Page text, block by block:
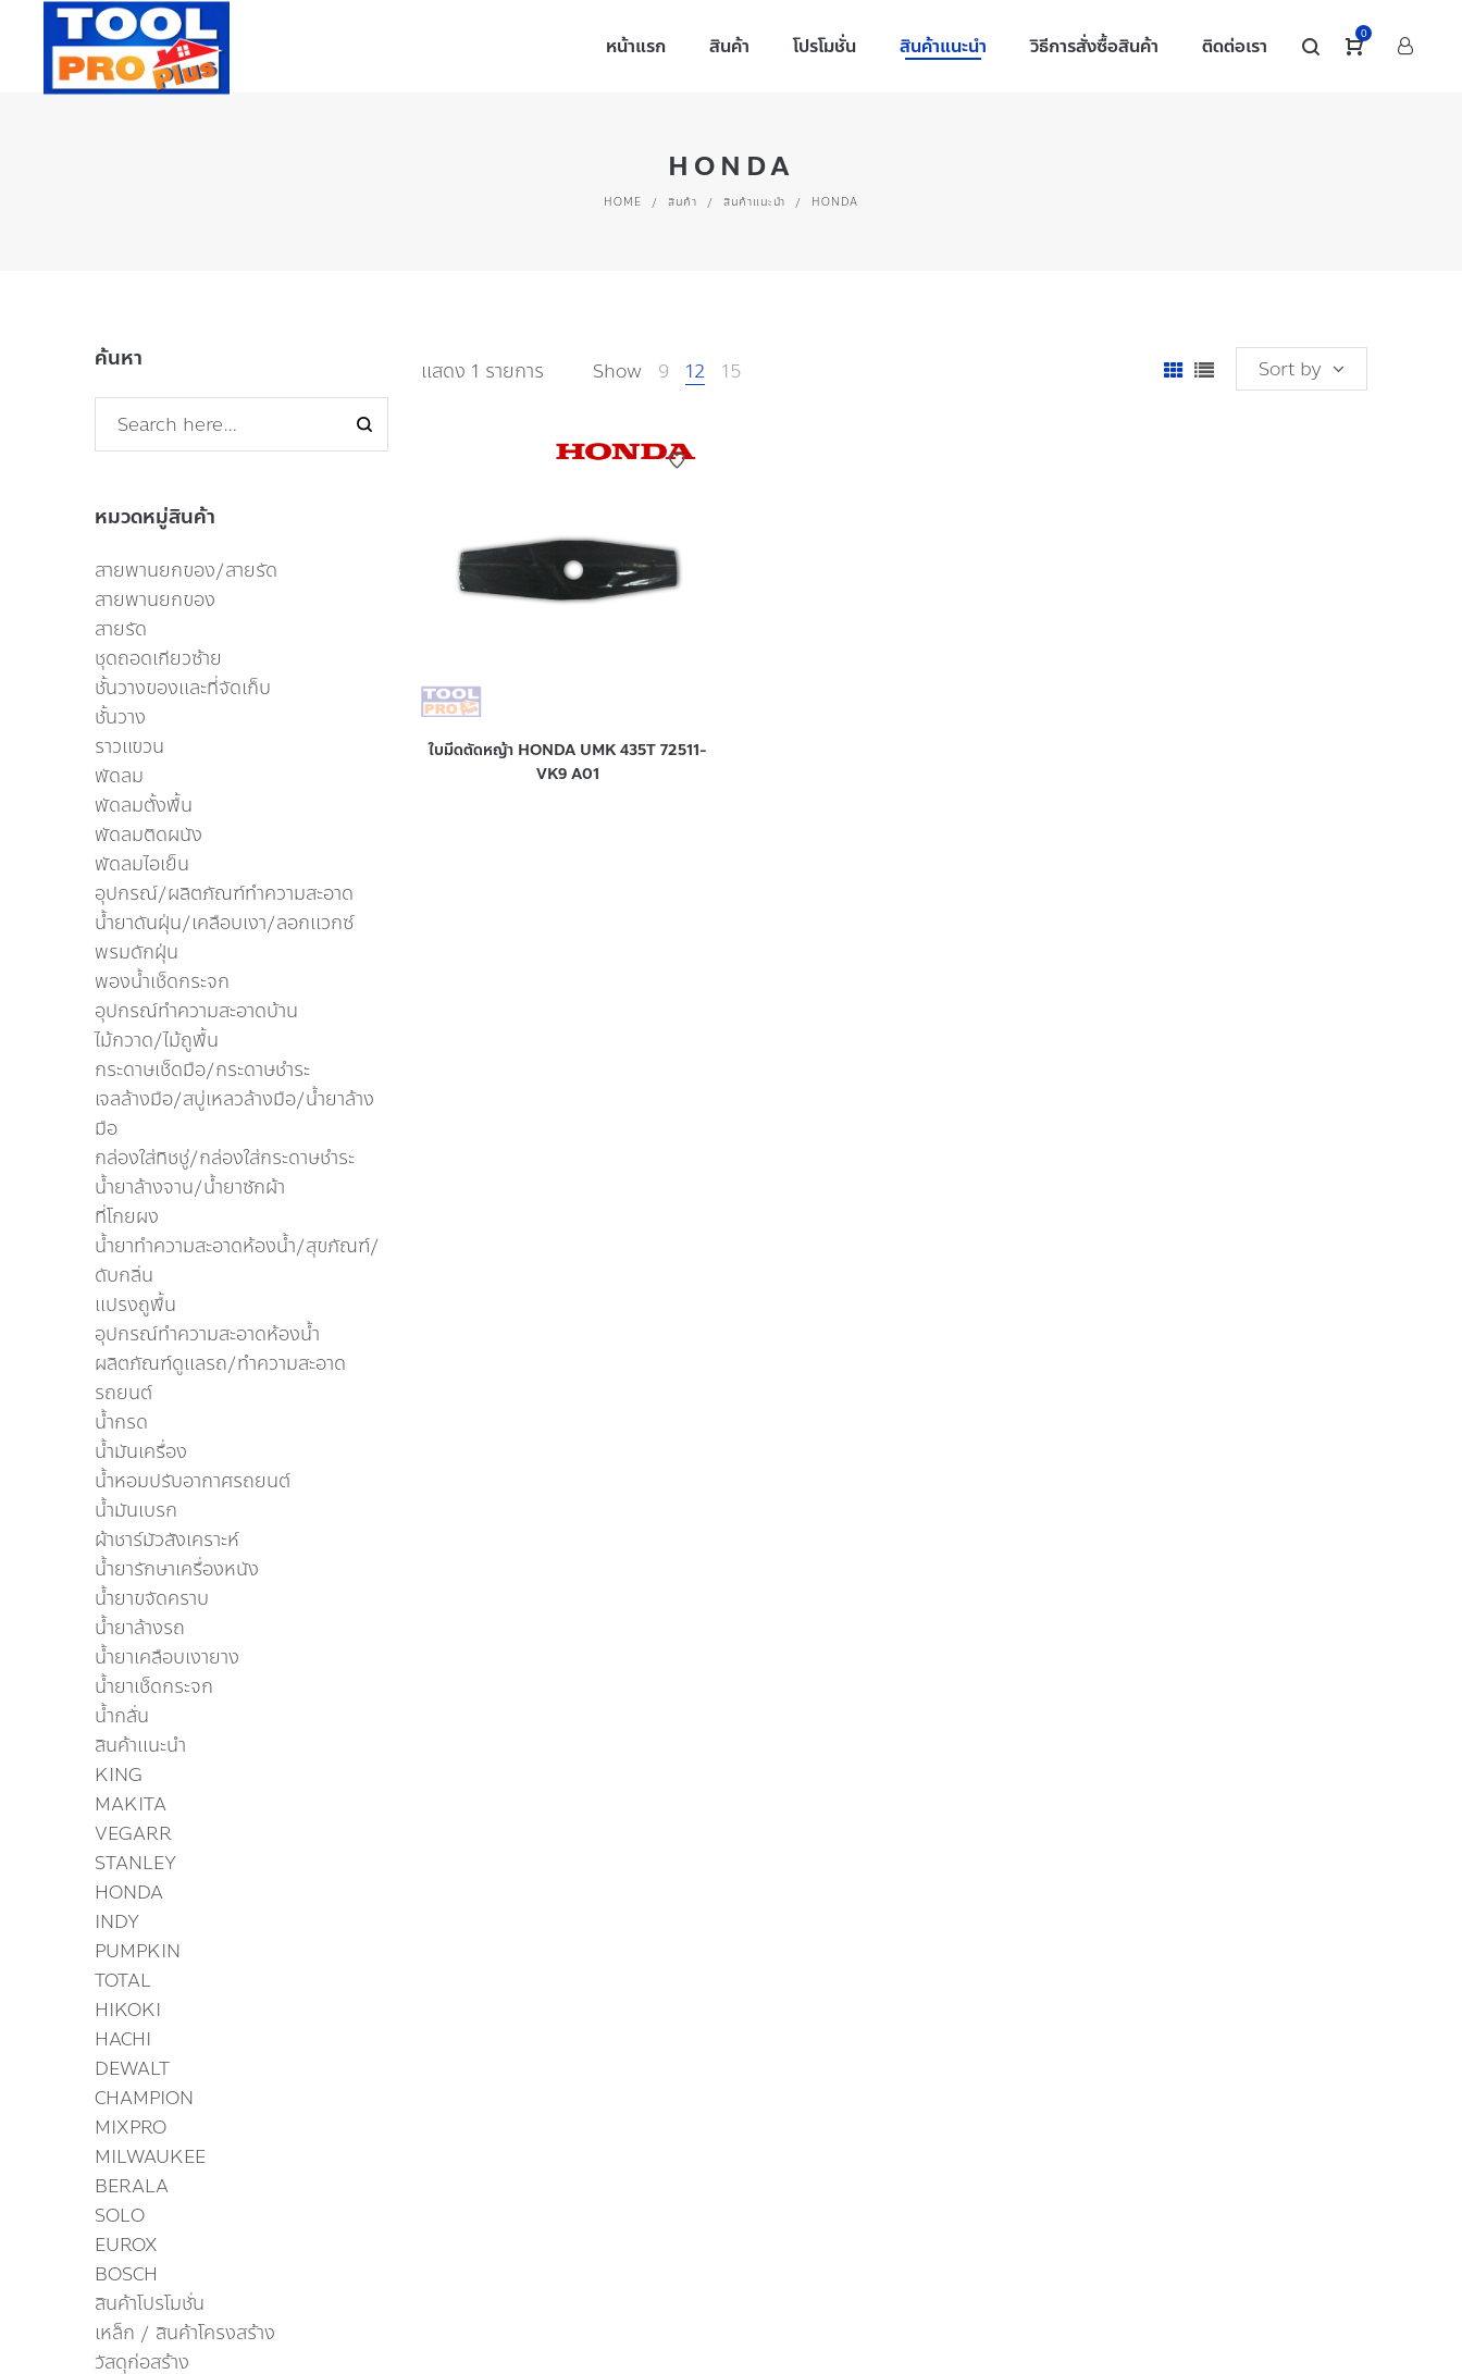
หน้าแรก สินค้า โปรโมชั่น สินค้าแนะนำ วิธีการสั่งซื้อสินค้า ติดต่อเรา 0
HONDA
HOME / สินค้า / สินค้าแนะนำ / HONDA
แสดง 1 รายการ Show 9 12 15 Sort by
ใบมีดตัดหญ้า HONDA UMK 435T 72511-
VK9 A01
ค้นหา
หมวดหมู่สินค้า
สายพานยกของ/สายรัด
สายพานยกของ
สายรัด
ชุดถอดเกียวซ้าย
ชั้นวางของเเละที่จัดเก็บ
ชั้นวาง
ราวเเขวน
พัดลม
พัดลมตั้งพื้น
พัดลมติดผนัง
พัดลมไอเย็น
อุปกรณ์/ผลิตภัณฑ์ทำความสะอาด
น้ำยาดันฝุ่น/เคลือบเงา/ลอกเเวกซ์
พรมดักฝุ่น
พองน้ำเช็ดกระจก
อุปกรณ์ทำความสะอาดบ้าน
ไม้กวาด/ไม้ถูพื้น
กระดาษเช็ดมือ/กระดาษชำระ
เจลล้างมือ/สบู่เหลวล้างมือ/น้ำยาล้าง
มือ
กล่องใส่ทิชชู่/กล่องใส่กระดาษชำระ
น้ำยาล้างจาน/น้ำยาซักผ้า
ที่โกยผง
น้ำยาทำความสะอาดห้องน้ำ/สุขภัณฑ์/
ดับกลิ่น
แปรงถูพื้น
อุปกรณ์ทำความสะอาดห้องน้ำ
ผลิตภัณฑ์ดูแลรถ/ทำความสะอาด
รถยนต์
น้ำกรด
น้ำมันเครื่อง
น้ำหอมปรับอากาศรถยนต์
น้ำมันเบรก
ผ้าชาร์มัวสังเคราะห์
น้ำยารักษาเครื่องหนัง
น้ำยาขจัดคราบ
น้ำยาล้างรถ
น้ำยาเคลือบเงายาง
น้ำยาเช็ดกระจก
น้ำกลั่น
สินค้าแนะนำ
KING
MAKITA
VEGARR
STANLEY
HONDA
INDY
PUMPKIN
TOTAL
HIKOKI
HACHI
DEWALT
CHAMPION
MIXPRO
MILWAUKEE
BERALA
SOLO
EUROX
BOSCH
สินค้าโปรโมชั่น
เหล็ก / สินค้าโครงสร้าง
วัสดุก่อสร้าง